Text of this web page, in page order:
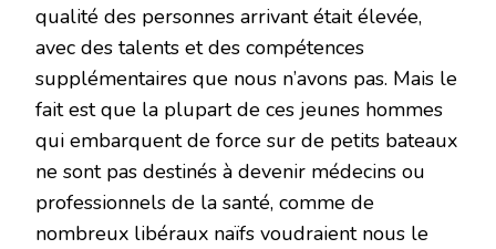
qualité des personnes arrivant était élevée,
avec des talents et des compétences
supplémentaires que nous n’avons pas. Mais le
fait est que la plupart de ces jeunes hommes
qui embarquent de force sur de petits bateaux
ne sont pas destinés à devenir médecins ou
professionnels de la santé, comme de
nombreux libéraux naïfs voudraient nous le